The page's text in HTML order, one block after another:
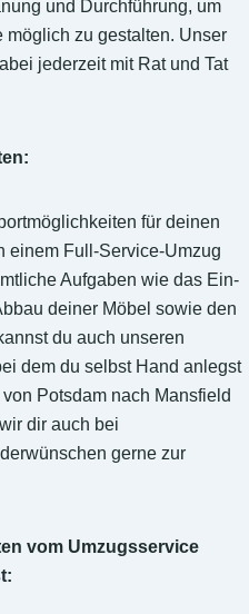
und Durchführung, um
zu gestalten. Unser
jederzeit mit Rat und Tat
für deinen
einem Full-Service-Umzug
Aufgaben wie das Ein-
deiner Möbel sowie den
du auch unseren
dem du selbst Hand anlegst
Potsdam nach Mansfield
dir auch bei
gerne zur
vom Umzugsservice